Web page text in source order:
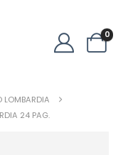
0
LOMBARDIA
24 PAG.